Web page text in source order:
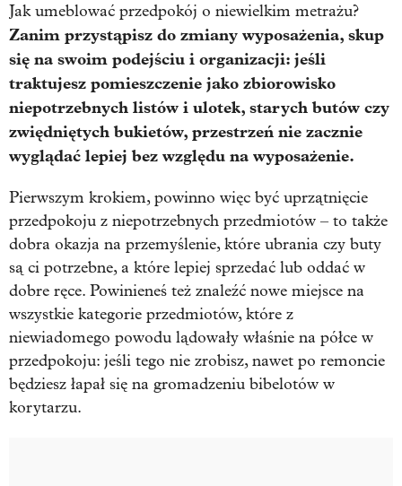
Jak umeblować przedpokój o niewielkim metrażu?
Zanim przystąpisz do zmiany wyposażenia, skup
się na swoim podejściu i organizacji: jeśli
traktujesz pomieszczenie jako zbiorowisko
niepotrzebnych listów i ulotek, starych butów czy
zwiędniętych bukietów, przestrzeń nie zacznie
wyglądać lepiej bez względu na wyposażenie.
Pierwszym krokiem, powinno więc być uprzątnięcie
przedpokoju z niepotrzebnych przedmiotów – to także
dobra okazja na przemyślenie, które ubrania czy buty
są ci potrzebne, a które lepiej sprzedać lub oddać w
dobre ręce. Powinieneś też znaleźć nowe miejsce na
wszystkie kategorie przedmiotów, które z
niewiadomego powodu lądowały właśnie na półce w
przedpokoju: jeśli tego nie zrobisz, nawet po remoncie
będziesz łapał się na gromadzeniu bibelotów w
korytarzu.